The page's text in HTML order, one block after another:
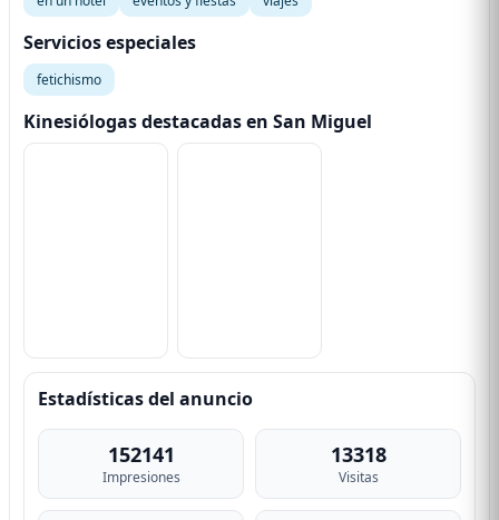
Servicios especiales
fetichismo
Kinesiólogas destacadas en San Miguel
Estadísticas del anuncio
152141
Impresiones
13318
Visitas